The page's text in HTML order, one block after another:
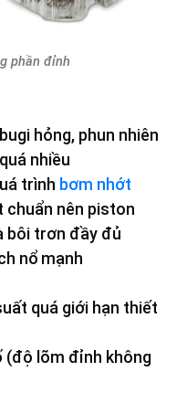
phần đỉnh
hỏng, phun nhiên
nhiều
trình bơm nhớt
chuẩn nên piston
bôi trơn đầy đủ
nổ mạnh
quá giới hạn thiết
(độ lõm đỉnh không